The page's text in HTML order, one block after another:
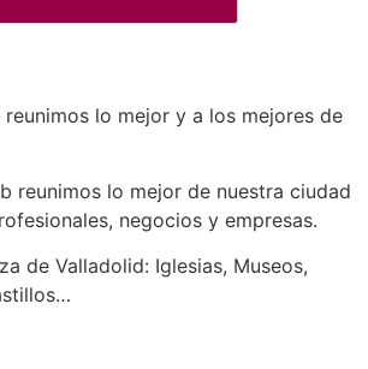
reunimos lo mejor y a los mejores de
reunimos lo mejor de nuestra ciudad
negocios y empresas.
de Valladolid: Iglesias, Museos,